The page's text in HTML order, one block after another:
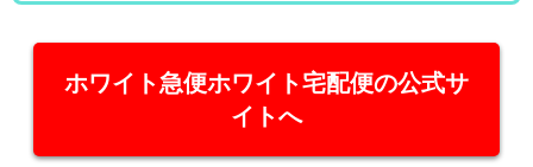
ホワイト急便ホワイト宅配便の公式サ
イトへ